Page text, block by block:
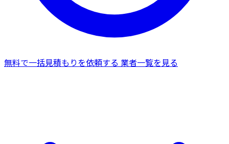
無料で一括見積もりを依頼する 業者一覧を見る